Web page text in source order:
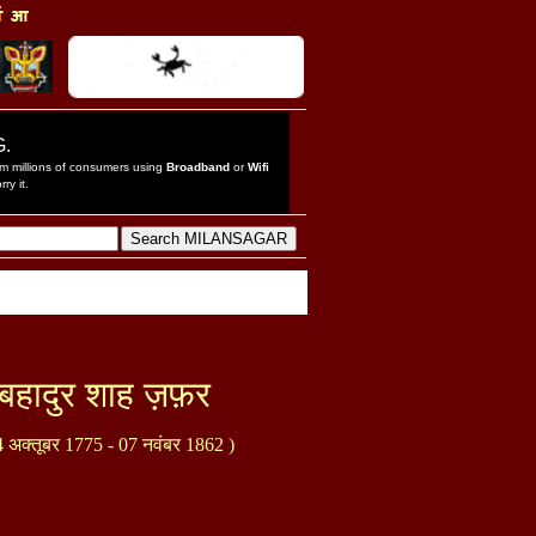
शाह ज़फ़र
अक्तूबर 1775 - 07 नवंबर 1862 )